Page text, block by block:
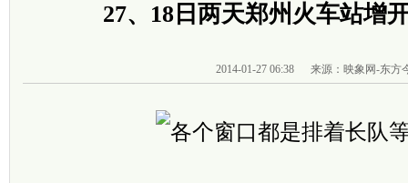
27、18日两天郑州火车站增
2014-01-27 06:38 来源：映象网-东方